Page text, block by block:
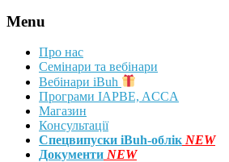
Menu
Про нас
Семінари та вебінари
Вебінари iBuh
Програми IAPBE, ACCA
Магазин
Консультації
Спецвипуски iBuh-облік NEW
Документи NEW